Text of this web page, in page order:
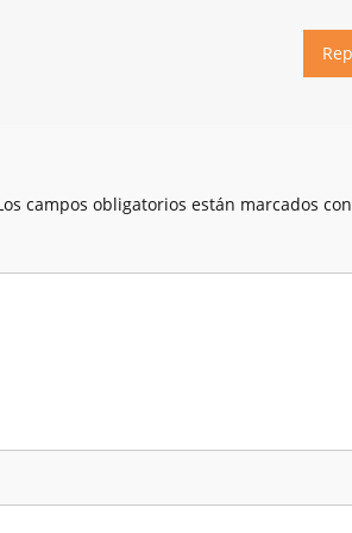
campos obligatorios están marcados con